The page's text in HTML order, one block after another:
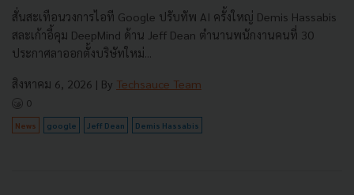
สั่นสะเทือนวงการไอที Google ปรับทัพ AI ครั้งใหญ่ Demis Hassabis
สละเก้าอี้คุม DeepMind ด้าน Jeff Dean ตำนานพนักงานคนที่ 30
ประกาศลาออกตั้งบริษัทใหม่...
สิงหาคม 6, 2026 | By Techsauce Team
0
News google Jeff Dean Demis Hassabis